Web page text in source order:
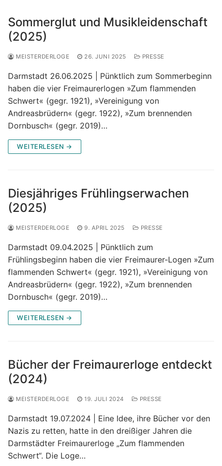
Sommerglut und Musikleidenschaft
(2025)
MEISTERDERLOGE 26. JUNI 2025 PRESSE
Darmstadt 26.06.2025 | Pünktlich zum Sommerbeginn
haben die vier Freimaurerlogen »Zum flammenden
Schwert« (gegr. 1921), »Vereinigung von
Andreasbrüdern« (gegr. 1922), »Zum brennenden
Dornbusch« (gegr. 2019)…
WEITERLESEN →
Diesjähriges Frühlingserwachen
(2025)
MEISTERDERLOGE 9. APRIL 2025 PRESSE
Darmstadt 09.04.2025 | Pünktlich zum
Frühlingsbeginn haben die vier Freimaurer-Logen »Zum
flammenden Schwert« (gegr. 1921), »Vereinigung von
Andreasbrüdern« (gegr. 1922), »Zum brennenden
Dornbusch« (gegr. 2019)…
WEITERLESEN →
Bücher der Freimaurerloge entdeckt
(2024)
MEISTERDERLOGE 19. JULI 2024 PRESSE
Darmstadt 19.07.2024 | Eine Idee, ihre Bücher vor den
Nazis zu retten, hatte in den dreißiger Jahren die
Darmstädter Freimaurerloge „Zum flammenden
Schwert“. Die Loge…